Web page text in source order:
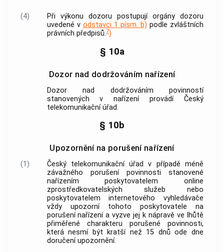
(4)
Při výkonu dozoru postupují orgány dozoru
uvedené v odstavci 1 písm. b) podle zvláštních
právních předpisů.7)
§ 10a
Dozor nad dodržováním nařízení
Dozor nad dodržováním povinností
stanovených v nařízení provádí Český
telekomunikační úřad.
§ 10b
Upozornění na porušení nařízení
(1)
Český telekomunikační úřad v případě méně
závažného porušení povinnosti stanovené
nařízením poskytovatelem online
zprostředkovatelských služeb nebo
poskytovatelem internetového vyhledávače
vždy upozorní tohoto poskytovatele na
porušení nařízení a vyzve jej k nápravě ve lhůtě
přiměřené charakteru porušené povinnosti,
která nesmí být kratší než 15 dnů ode dne
doručení upozornění.